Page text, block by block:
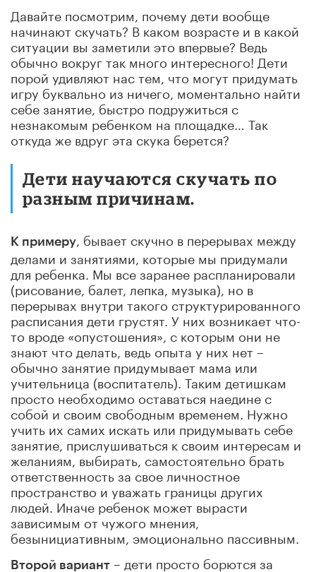
Давайте посмотрим, почему дети вообще
начинают скучать? В каком возрасте и в какой
ситуации вы заметили это впервые? Ведь
обычно вокруг так много интересного! Дети
порой удивляют нас тем, что могут придумать
игру буквально из ничего, моментально найти
себе занятие, быстро подружиться с
незнакомым ребенком на площадке… Так
откуда же вдруг эта скука берется?
Дети научаются скучать по
разным причинам.
К примеру
, бывает скучно в перерывах между
делами и занятиями, которые мы придумали
для ребенка. Мы все заранее распланировали
(рисование, балет, лепка, музыка), но в
перерывах внутри такого структурированного
расписания дети грустят. У них возникает что-
то вроде «опустошения», с которым они не
знают что делать, ведь опыта у них нет –
обычно занятие придумывает мама или
учительница (воспитатель). Таким детишкам
просто необходимо оставаться наедине с
собой и своим свободным временем. Нужно
учить их самих искать или придумывать себе
занятие, прислушиваться к своим интересам и
желаниям, выбирать, самостоятельно брать
ответственность за свое личностное
пространство и уважать границы других
людей. Иначе ребенок может вырасти
зависимым от чужого мнения,
безынициативным, эмоционально пассивным.
Второй вариант – дети просто борются за